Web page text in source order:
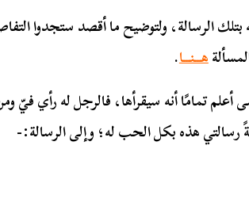
الرسالة، ولتوضيح ما أقصد ستجدوا
هـــنـــا.
أعلم تمامًا أنه سيقرأها، فالرجل له رأي فيّ
هذه بكل الحب له؛ وإلى الرسالة:-